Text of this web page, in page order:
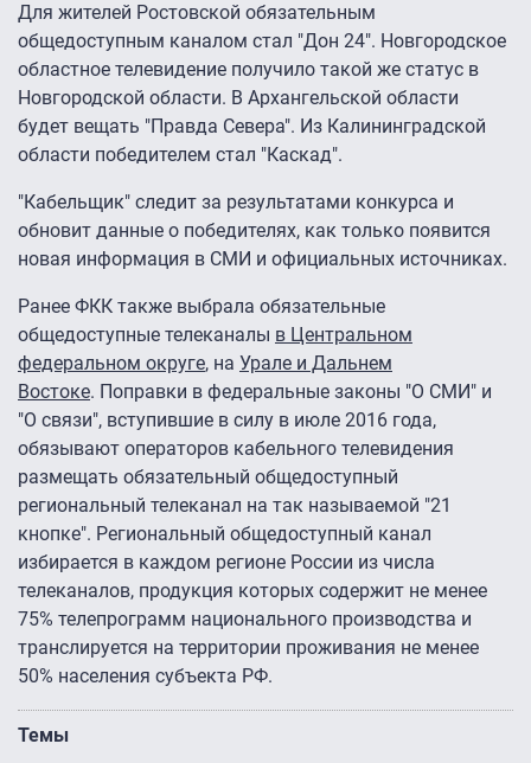
Для жителей Ростовской обязательным
общедоступным каналом стал "Дон 24". Новгородское
областное телевидение получило такой же статус в
Новгородской области. В Архангельской области
будет вещать "Правда Севера". Из Калининградской
области победителем стал "Каскад".
"Кабельщик" следит за результатами конкурса и
обновит данные о победителях, как только появится
новая информация в СМИ и официальных источниках.
Ранее ФКК также выбрала обязательные
общедоступные телеканалы в Центральном
федеральном округе, на Урале и Дальнем
Востоке. Поправки в федеральные законы "О СМИ" и
"О связи", вступившие в силу в июле 2016 года,
обязывают операторов кабельного телевидения
размещать обязательный общедоступный
региональный телеканал на так называемой "21
кнопке". Региональный общедоступный канал
избирается в каждом регионе России из числа
телеканалов, продукция которых содержит не менее
75% телепрограмм национального производства и
транслируется на территории проживания не менее
50% населения субъекта РФ.
Темы